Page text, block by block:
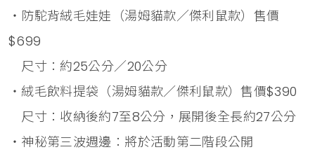
・防駝背絨毛娃娃（湯姆貓款／傑利鼠款）售價
$699
尺寸：約25公分／20公分
・絨毛飲料提袋（湯姆貓款／傑利鼠款）售價$390
尺寸：收納後約7至8公分，展開後全長約27公分
・神秘第三波週邊：將於活動第二階段公開